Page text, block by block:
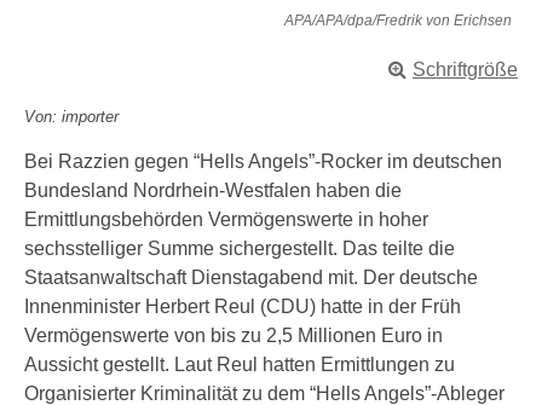
APA/APA/dpa/Fredrik von Erichsen
Schriftgröße
Von: importer
Bei Razzien gegen “Hells Angels”-Rocker im deutschen
Bundesland Nordrhein-Westfalen haben die
Ermittlungsbehörden Vermögenswerte in hoher
sechsstelliger Summe sichergestellt. Das teilte die
Staatsanwaltschaft Dienstagabend mit. Der deutsche
Innenminister Herbert Reul (CDU) hatte in der Früh
Vermögenswerte von bis zu 2,5 Millionen Euro in
Aussicht gestellt. Laut Reul hatten Ermittlungen zu
Organisierter Kriminalität zu dem “Hells Angels”-Ableger